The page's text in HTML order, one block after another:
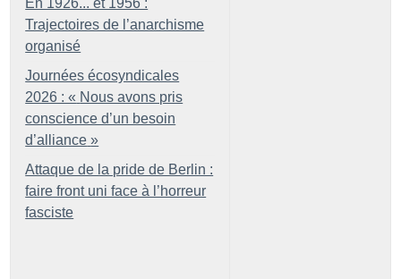
Trajectoires de l’anarchisme
organisé
Journées écosyndicales
2026 : « Nous avons pris
conscience d’un besoin
d’alliance »
Attaque de la pride de Berlin :
faire front uni face à l’horreur
fasciste